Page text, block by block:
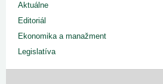
Aktuálne
Editoriál
Ekonomika a manažment
Legislatíva